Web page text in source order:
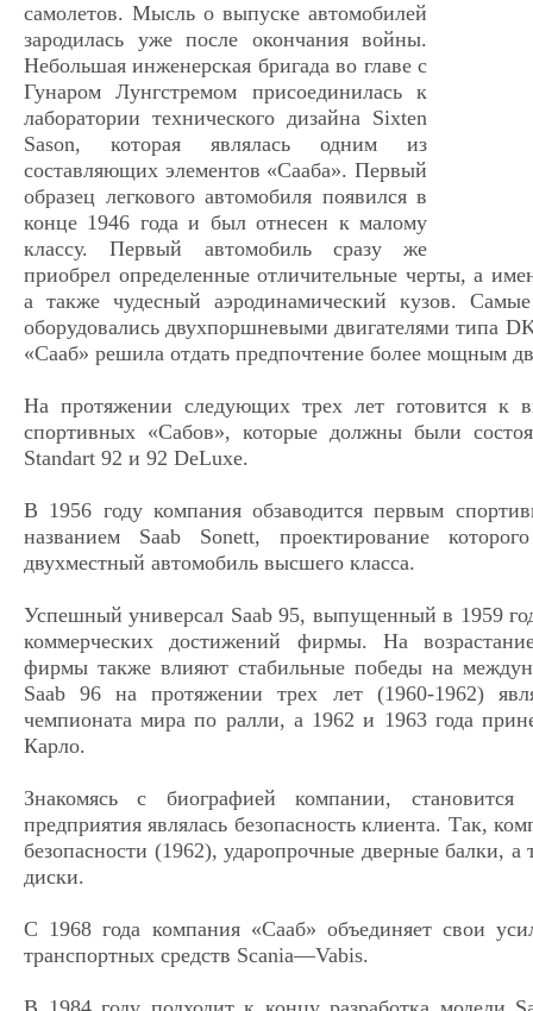
самолетов. Мысль о выпуске автомобилей
зародилась уже после окончания войны.
Небольшая инженерская бригада во главе с
Гунаром Лунгстремом присоединилась к
лаборатории технического дизайна Sixten
Sason, которая являлась одним из
составляющих элементов «Сааба». Первый
образец легкового автомобиля появился в
конце 1946 года и был отнесен к малому
классу. Первый автомобиль сразу же
приобрел определенные отличительные черты, а
а также чудесный аэродинамический кузов.
оборудовались двухпоршневыми двигателями типа
«Сааб» решила отдать предпочтение более мощным
На протяжении следующих трех лет готовится к
спортивных «Сабов», которые должны были
Standart 92 и 92 DeLuxe.
В 1956 году компания обзаводится первым
названием Saab Sonett, проектирование
двухместный автомобиль высшего класса.
Успешный универсал Saab 95, выпущенный в 1959
коммерческих достижений фирмы. На
фирмы также влияют стабильные победы на
Saab 96 на протяжении трех лет (1960-1962)
чемпионата мира по ралли, а 1962 и 1963 года
Карло.
Знакомясь с биографией компании,
предприятия являлась безопасность клиента. Так,
безопасности (1962), ударопрочные дверные балки,
диски.
С 1968 года компания «Сааб» объединяет свои
транспортных средств Scania—Vabis.